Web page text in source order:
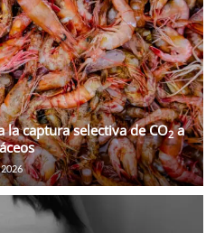
la captura selectiva de CO2a